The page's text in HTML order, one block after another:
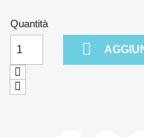
Quantità
